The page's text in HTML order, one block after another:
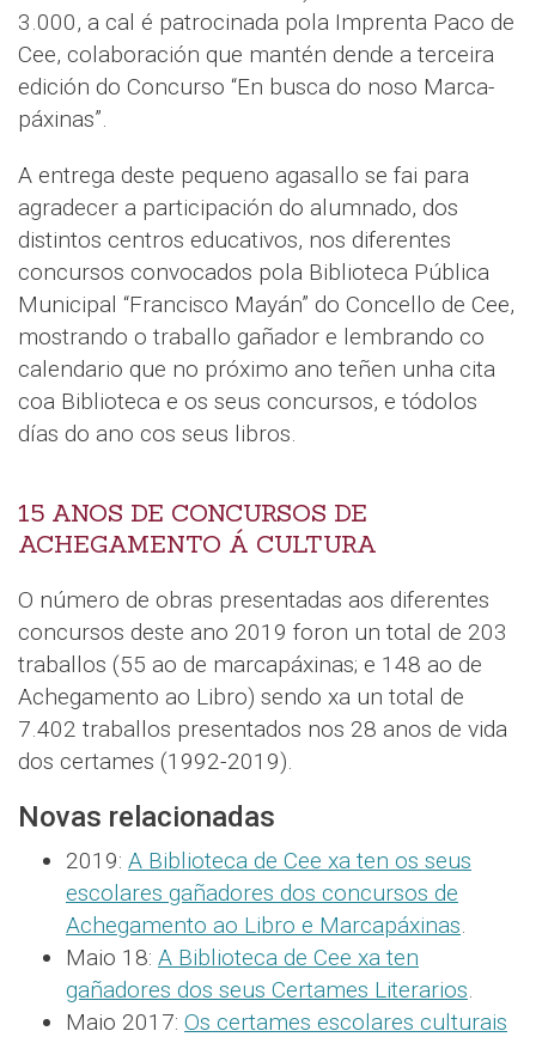
3.000, a cal é patrocinada pola Imprenta Paco de
Cee, colaboración que mantén dende a terceira
edición do Concurso “En busca do noso Marca-
páxinas”.
A entrega deste pequeno agasallo se fai para
agradecer a participación do alumnado, dos
distintos centros educativos, nos diferentes
concursos convocados pola Biblioteca Pública
Municipal “Francisco Mayán” do Concello de Cee,
mostrando o traballo gañador e lembrando co
calendario que no próximo ano teñen unha cita
coa Biblioteca e os seus concursos, e tódolos
días do ano cos seus libros.
15 ANOS DE CONCURSOS DE
ACHEGAMENTO Á CULTURA
O número de obras presentadas aos diferentes
concursos deste ano 2019 foron un total de 203
traballos (55 ao de marcapáxinas; e 148 ao de
Achegamento ao Libro) sendo xa un total de
7.402 traballos presentados nos 28 anos de vida
dos certames (1992-2019).
Novas relacionadas
2019: A Biblioteca de Cee xa ten os seus
escolares gañadores dos concursos de
Achegamento ao Libro e Marcapáxinas.
Maio 18: A Biblioteca de Cee xa ten
gañadores dos seus Certames Literarios.
Maio 2017: Os certames escolares culturais